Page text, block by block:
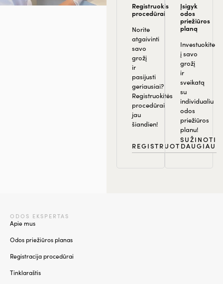
Registruokis
procedūrai
Norite
atgaivinti
savo
grožį
ir
pasijusti
geriausiai?
Registruokitės
procedūrai
jau
šiandien!
REGISTRUOTIS
Įsigyk
odos
priežiūros
planą
Investuokite
į savo
grožį
ir
sveikatą
su
individualiu
odos
priežiūros
planu!
SUŽINOTI
DAUGIAU
ODOS EKSPERTAS
Apie mus
Odos priežiūros planas
Registracija procedūrai
Tinklaraštis